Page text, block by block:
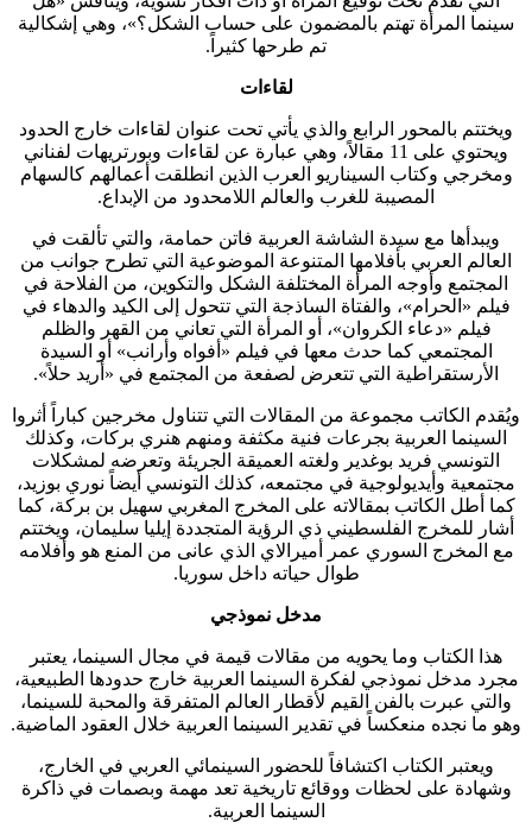
سينما المرأة تهتم بالمضمون على حساب الشكل؟»، وهي إشكالية
تم طرحها كثيراً.
لقاءات
ويختتم بالمحور الرابع والذي يأتي تحت عنوان لقاءات خارج الحدود
ويحتوي على 11 مقالاً، وهي عبارة عن لقاءات وبورتريهات لفناني
ومخرجي وكتاب السيناريو العرب الذين انطلقت أعمالهم كالسهام
المصيبة للغرب والعالم اللامحدود من الإبداع.
ويبدأها مع سيدة الشاشة العربية فاتن حمامة، والتي تألقت في
العالم العربي بأفلامها المتنوعة الموضوعية التي تطرح جوانب من
المجتمع وأوجه المرأة المختلفة الشكل والتكوين، من الفلاحة في
فيلم «الحرام»، والفتاة الساذجة التي تتحول إلى الكيد والدهاء في
فيلم «دعاء الكروان»، أو المرأة التي تعاني من القهر والظلم
المجتمعي كما حدث معها في فيلم «أفواه وأرانب» أو السيدة
الأرستقراطية التي تتعرض لصفعة من المجتمع في «أريد حلاً».
ويُقدم الكاتب مجموعة من المقالات التي تتناول مخرجين كباراً أثروا
السينما العربية بجرعات فنية مكثفة ومنهم هنري بركات، وكذلك
التونسي فريد بوغدير ولغته العميقة الجريئة وتعرضه لمشكلات
مجتمعية وأيديولوجية في مجتمعه، كذلك التونسي أيضاً نوري بوزيد،
كما أطل الكاتب بمقالاته على المخرج المغربي سهيل بن بركة، كما
أشار للمخرج الفلسطيني ذي الرؤية المتجددة إيليا سليمان، ويختتم
مع المخرج السوري عمر أميرالاي الذي عانى من المنع هو وأفلامه
طوال حياته داخل سوريا.
مدخل نموذجي
هذا الكتاب وما يحويه من مقالات قيمة في مجال السينما، يعتبر
مجرد مدخل نموذجي لفكرة السينما العربية خارج حدودها الطبيعية،
والتي عبرت بالفن القيم لأقطار العالم المتفرقة والمحبة للسينما،
وهو ما نجده منعكساً في تقدير السينما العربية خلال العقود الماضية.
ويعتبر الكتاب اكتشافاً للحضور السينمائي العربي في الخارج،
وشهادة على لحظات ووقائع تاريخية تعد مهمة وبصمات في ذاكرة
السينما العربية.